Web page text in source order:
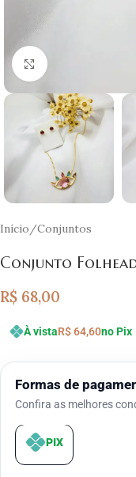
Clique para
Início/Conjuntos
Conjunto
R$ 68,00
À vistaR$64,60no Pix
Formas de
Confira as melhores
PIX